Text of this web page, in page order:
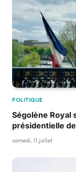
POLITIQUE
Ségolène Royal
présidentielle
samedi, 11 juillet